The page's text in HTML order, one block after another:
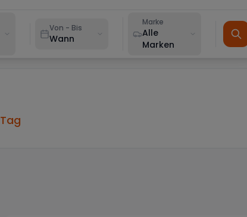
Von - Bis
Wann
Marke
Alle
Marken